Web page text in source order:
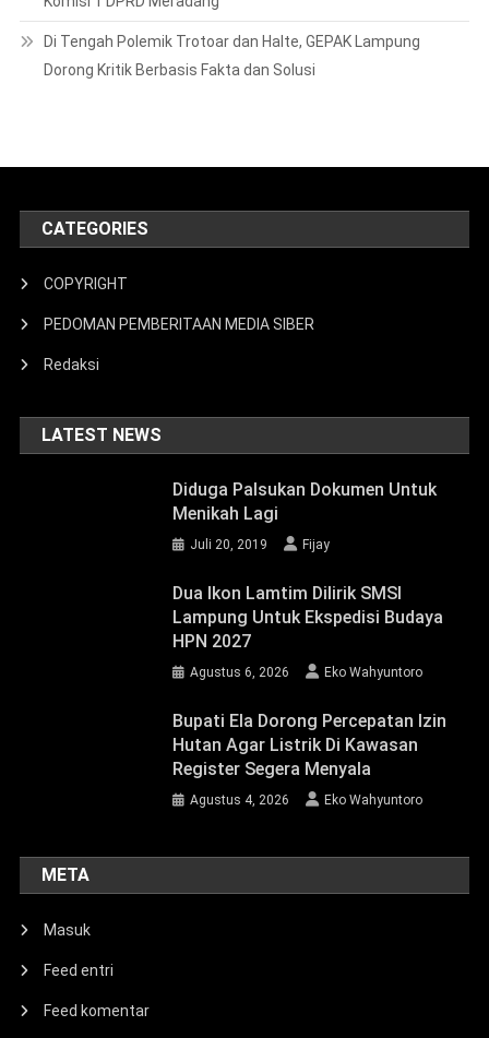
Di Tengah Polemik Trotoar dan Halte, GEPAK Lampung
Dorong Kritik Berbasis Fakta dan Solusi
CATEGORIES
COPYRIGHT
PEDOMAN PEMBERITAAN MEDIA SIBER
Redaksi
LATEST NEWS
Diduga Palsukan Dokumen Untuk
Menikah Lagi
Juli 20, 2019 Fijay
Dua Ikon Lamtim Dilirik SMSI
Lampung Untuk Ekspedisi Budaya
HPN 2027
Agustus 6, 2026 Eko Wahyuntoro
Bupati Ela Dorong Percepatan Izin
Hutan Agar Listrik Di Kawasan
Register Segera Menyala
Agustus 4, 2026 Eko Wahyuntoro
META
Masuk
Feed entri
Feed komentar